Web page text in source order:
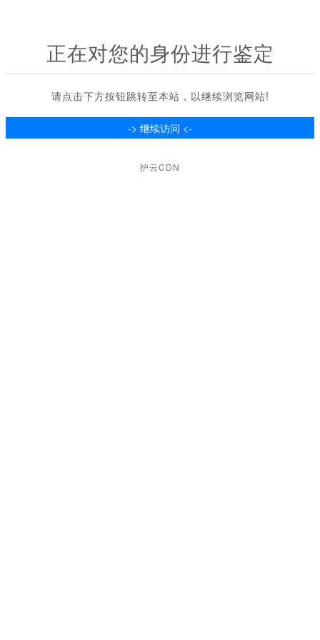
正在对您的身份进行鉴定
请点击下方按钮跳转至本站，以继续浏览网站!
护云CDN